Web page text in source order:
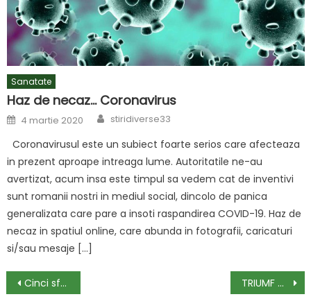
Sanatate
Haz de necaz… Coronavirus
Posted
on
4 martie 2020 Author
stiridiverse33
Coronavirusul este un subiect foarte serios care afecteaza
in prezent aproape intreaga lume. Autoritatile ne-au
avertizat, acum insa este timpul sa vedem cat de inventivi
sunt romanii nostri in mediul social, dincolo de panica
generalizata care pare a insoti raspandirea COVID-19. Haz de
necaz in spatiul online, care abunda in fotografii, caricaturi
si/sau mesaje […]
Navigare
Cinci sfaturi pentru a alege lenjerii de pat confortabile și de calitate TRIUMF DANCE FESTIVAL